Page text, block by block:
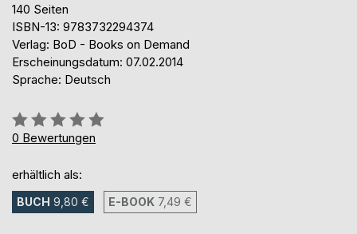
140 Seiten
ISBN-13: 9783732294374
Verlag: BoD - Books on Demand
Erscheinungsdatum: 07.02.2014
Sprache: Deutsch
Bewertung::
0%
0 Bewertungen
erhältlich als:
BUCH 9,80 € E-BOOK 7,49 €